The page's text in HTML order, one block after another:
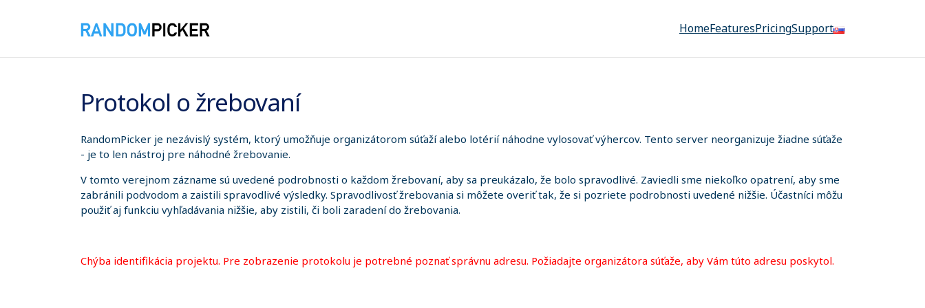
HomeFeaturesPricingSupport
Protokol o žrebovaní
RandomPicker je nezávislý systém, ktorý umožňuje organizátorom súťaží alebo lotérií náhodne vylosovať výhercov. Tento server neorganizuje žiadne súťaže
- je to len nástroj pre náhodné žrebovanie.
V tomto verejnom zázname sú uvedené podrobnosti o každom žrebovaní, aby sa preukázalo, že bolo spravodlivé. Zaviedli sme niekoľko opatrení, aby sme
zabránili podvodom a zaistili spravodlivé výsledky. Spravodlivosť žrebovania si môžete overiť tak, že si pozriete podrobnosti uvedené nižšie. Účastníci môžu
použiť aj funkciu vyhľadávania nižšie, aby zistili, či boli zaradení do žrebovania.
Chýba identifikácia projektu. Pre zobrazenie protokolu je potrebné poznať správnu adresu. Požiadajte organizátora súťaže, aby Vám túto adresu poskytol.